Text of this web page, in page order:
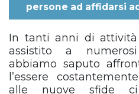
persone ad affidarsi
In tanti anni di
assistito a
abbiamo saputo
l’essere
alle nuove sfide